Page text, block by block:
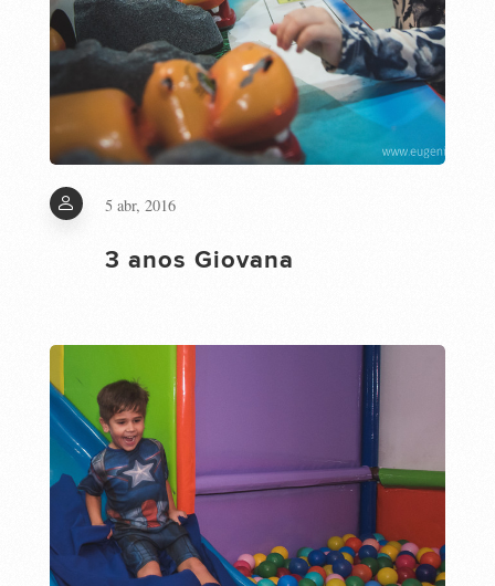
5 abr, 2016
3 anos Giovana